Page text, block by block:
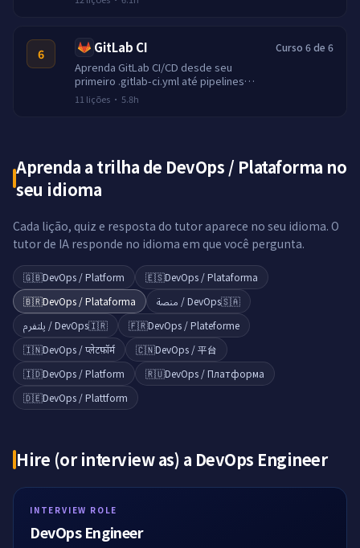
templates, vault e automação
6 GitLab CI
Aprenda GitLab CI/CD desde seu
primeiro .gitlab-ci.yml até pipelines
multi-estágio com artefatos,
ambientes e deploys.
11 lições · 5.8h
Curso 6 de 6
Aprenda a trilha de DevOps / Plataforma no
seu idioma
Cada lição, quiz e resposta do tutor aparece no seu idioma. O
tutor de IA responde no idioma em que você pergunta.
🇬🇧DevOps / Platform 🇪🇸DevOps / Plataforma
🇧🇷DevOps / Plataforma 🇸🇦DevOps / منصة
🇮🇷DevOps / پلتفرم 🇫🇷DevOps / Plateforme
🇮🇳DevOps / प्लेटफ़ॉर्म 🇨🇳DevOps / 平台
🇮🇩DevOps / Platform 🇷🇺DevOps / Платформа
🇩🇪DevOps / Plattform
Hire (or interview as) a DevOps Engineer
INTERVIEW ROLE
DevOps Engineer